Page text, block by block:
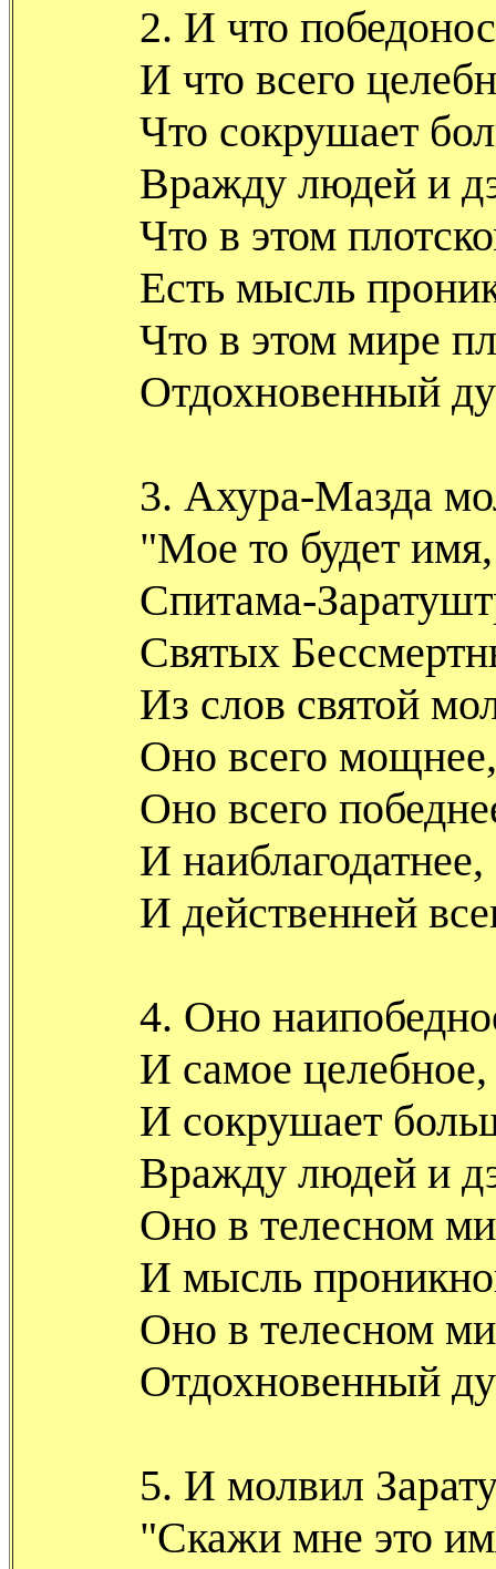
2. И что
И что всего
Что сокрушает
Вражду людей и
Что в этом
Есть мысль
Что в этом мире
Отдохновенный
3. Ахура-Мазда
"Мое то будет имя,
Спитама-
Святых
Из слов святой
Оно всего
Оно всего
И наиблагодатнее,
И действенней
4. Оно
И самое целебное,
И сокрушает
Вражду людей и
Оно в телесном
И мысль
Оно в телесном
Отдохновенный
5. И молвил
"Скажи мне это